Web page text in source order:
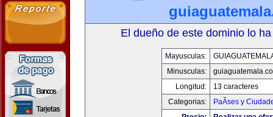
El dueño de este dominio lo
Mayusculas:
Minusculas:
Longitud:
13 caracteres
Categorias:
PaÃ­ses y